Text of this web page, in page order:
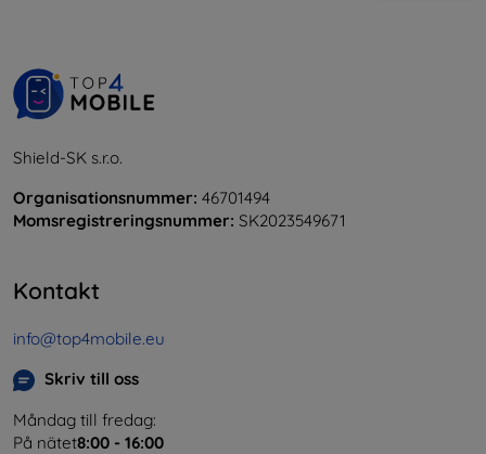
Shield-SK s.r.o.
Organisationsnummer: 46701494
Momsregistreringsnummer: SK2023549671
Kontakt
info@top4mobile.eu
Skriv till oss
Måndag till fredag:
På nätet8:00 - 16:00